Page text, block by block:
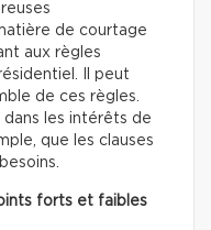
de courtage
aux règles
Il peut
de ces règles.
les intérêts de
que les clauses
forts et faibles